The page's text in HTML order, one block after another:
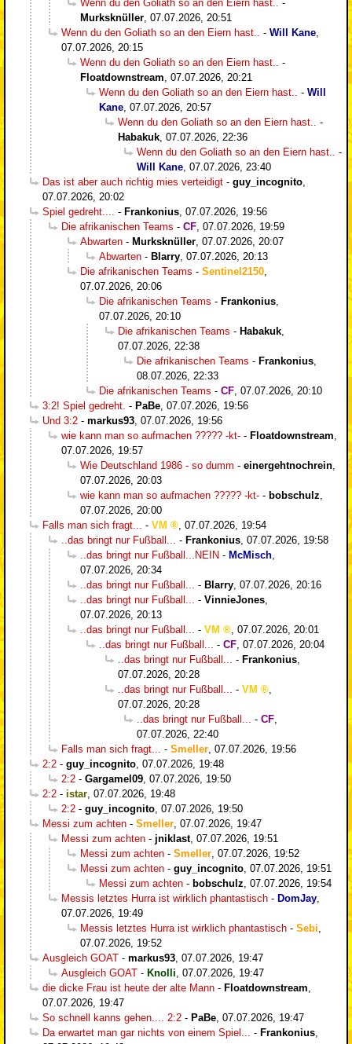
Wenn du den Goliath so an den Eiern hast..
-
Murksknüller 07.07.2026, 20:51
Wenn du den Goliath so an den Eiern hast..
- Will Kane
07.07.2026, 20:15
Wenn du den Goliath so an den Eiern hast..
-
Floatdownstream 07.07.2026, 20:21
Wenn du den Goliath so an den Eiern hast..
- Will
Kane 07.07.2026, 20:57
Wenn du den Goliath so an den Eiern hast..
-
Habakuk 07.07.2026, 22:36
Wenn du den Goliath so an den Eiern hast..
-
Will Kane 07.07.2026, 23:40
Das ist aber auch richtig mies verteidigt - guy_incognito
07.07.2026, 20:02
Spiel gedreht....
- Frankonius 07.07.2026, 19:56
Die afrikanischen Teams - CF 07.07.2026, 19:59
Abwarten - Murksknüller 07.07.2026, 20:07
Abwarten - Blarry 07.07.2026, 20:13
Die afrikanischen Teams - Sentinel2150
07.07.2026, 20:06
Die afrikanischen Teams - Frankonius
07.07.2026, 20:10
Die afrikanischen Teams - Habakuk
07.07.2026, 22:38
Die afrikanischen Teams - Frankonius
08.07.2026, 22:33
Die afrikanischen Teams - CF 07.07.2026, 20:10
3:2! Spiel gedreht. - PaBe 07.07.2026, 19:56
Und 3:2 - markus93 07.07.2026, 19:56
wie kann man so aufmachen ????? -kt- - Floatdownstream
07.07.2026, 19:57
Wie Deutschland 1986 - so dumm - einergehtnochrein
07.07.2026, 20:03
wie kann man so aufmachen ????? -kt- - bobschulz
07.07.2026, 20:00
Falls man sich fragt...
- VM
07.07.2026, 19:54
..das bringt nur Fußball...
- Frankonius 07.07.2026, 19:58
..das bringt nur Fußball...NEIN - McMisch
07.07.2026, 20:34
..das bringt nur Fußball...
- Blarry 07.07.2026, 20:16
..das bringt nur Fußball...
- VinnieJones
07.07.2026, 20:13
..das bringt nur Fußball...
- VM
07.07.2026, 20:01
..das bringt nur Fußball...
- CF 07.07.2026, 20:04
..das bringt nur Fußball...
- Frankonius
07.07.2026, 20:28
..das bringt nur Fußball...
- VM
07.07.2026, 20:28
..das bringt nur Fußball...
- CF
07.07.2026, 22:40
Falls man sich fragt...
- Smeller 07.07.2026, 19:56
2:2 - guy_incognito 07.07.2026, 19:48
2:2 - Gargamel09 07.07.2026, 19:50
2:2 - istar 07.07.2026, 19:48
2:2 - guy_incognito 07.07.2026, 19:50
Messi zum achten - Smeller 07.07.2026, 19:47
Messi zum achten - jniklast, 07.07.2026, 19:51
Messi zum achten - Smeller 07.07.2026, 19:52
Messi zum achten - guy_incognito 07.07.2026, 19:51
Messi zum achten - bobschulz 07.07.2026, 19:54
Messis letztes Hurra ist wirklich phantastisch - DomJay
07.07.2026, 19:49
Messis letztes Hurra ist wirklich phantastisch - Sebi
07.07.2026, 19:52
Ausgleich GOAT - markus93 07.07.2026, 19:47
Ausgleich GOAT - Knolli 07.07.2026, 19:47
die dicke Frau ist heute der alte Mann - Floatdownstream
07.07.2026, 19:47
So schnell kanns gehen.... 2:2 - PaBe 07.07.2026, 19:47
Da erwartet man gar nichts von einem Spiel...
- Frankonius